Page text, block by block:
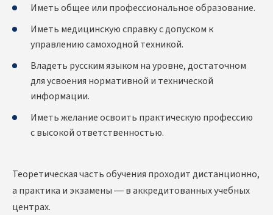
Иметь общее или профессиональное образование.
Иметь медицинскую справку с допуском к
управлению самоходной техникой.
Владеть русским языком на уровне, достаточном
для усвоения нормативной и технической
информации.
Иметь желание освоить практическую профессию
с высокой ответственностью.
Теоретическая часть обучения проходит дистанционно,
а практика и экзамены — в аккредитованных учебных
центрах.